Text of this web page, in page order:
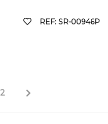
REF: SR-00946P
2